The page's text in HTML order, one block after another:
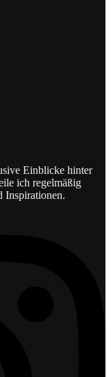
Einblicke hinter
ich regelmäßig
Inspirationen.